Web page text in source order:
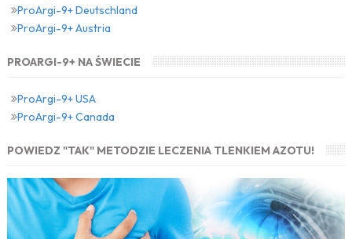
ProArgi-9+ Deutschland
ProArgi-9+ Austria
PROARGI-9+ NA ŚWIECIE
ProArgi-9+ USA
ProArgi-9+ Canada
POWIEDZ "TAK" METODZIE LECZENIA TLENKIEM AZOTU!